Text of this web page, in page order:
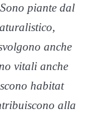
piante dal
anche
vitali anche
habitat
alla